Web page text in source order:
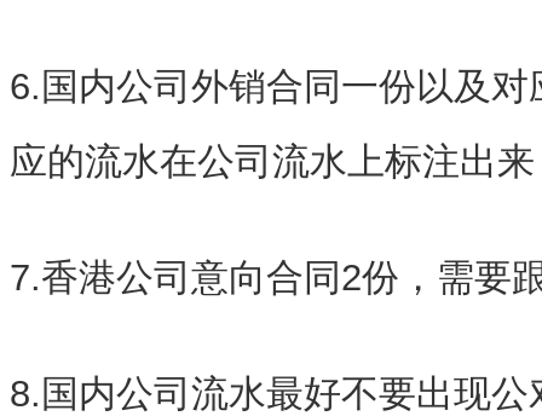
6.国内公司外销合同一份以及
应的流水在公司流水上标注出来
7.香港公司意向合同2份，需要
8.国内公司流水最好不要出现